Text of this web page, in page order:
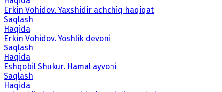
Erkin Vohidov. Yaxshidir achchiq haqiqat
Saqlash
Haqida
Erkin Vohidov. Yoshlik devoni
Saqlash
Haqida
Eshqobil Shukur. Hamal ayvoni
Saqlash
Haqida